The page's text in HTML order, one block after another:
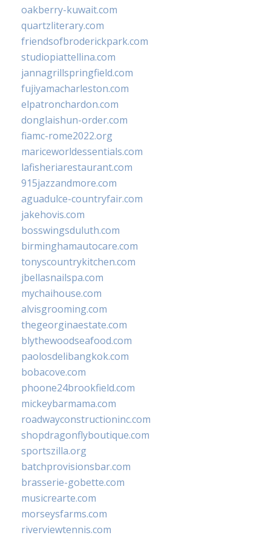
oakberry-kuwait.com
quartzliterary.com
friendsofbroderickpark.com
studiopiattellina.com
jannagrillspringfield.com
fujiyamacharleston.com
elpatronchardon.com
donglaishun-order.com
fiamc-rome2022.org
mariceworldessentials.com
lafisheriarestaurant.com
915jazzandmore.com
aguadulce-countryfair.com
jakehovis.com
bosswingsduluth.com
birminghamautocare.com
tonyscountrykitchen.com
jbellasnailspa.com
mychaihouse.com
alvisgrooming.com
thegeorginaestate.com
blythewoodseafood.com
paolosdelibangkok.com
bobacove.com
phoone24brookfield.com
mickeybarmama.com
roadwayconstructioninc.com
shopdragonflyboutique.com
sportszilla.org
batchprovisionsbar.com
brasserie-gobette.com
musicrearte.com
morseysfarms.com
riverviewtennis.com